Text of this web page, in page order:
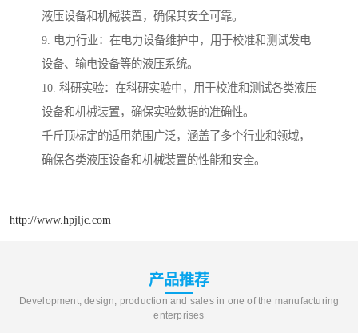
液压设备和机械装置，确保其安全可靠。
9. 电力行业：在电力设备维护中，用于校准和测试发电
设备、输电设备等的液压系统。
10. 科研实验：在科研实验中，用于校准和测试各类液压
设备和机械装置，确保实验数据的准确性。
千斤顶标定的适用范围广泛，涵盖了多个行业和领域，
确保各类液压设备和机械装置的性能和安全。
http://www.hpjljc.com
产品推荐
Development, design, production and sales in one of the manufacturing
enterprises